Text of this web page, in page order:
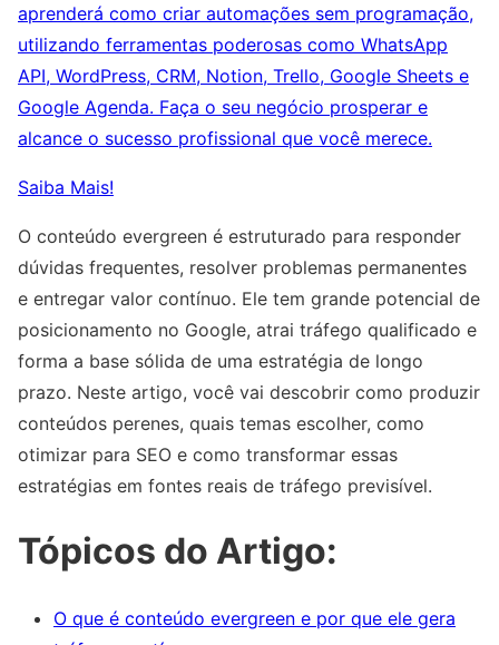
aprenderá como criar automações sem programação,
utilizando ferramentas poderosas como WhatsApp
API, WordPress, CRM, Notion, Trello, Google Sheets e
Google Agenda. Faça o seu negócio prosperar e
alcance o sucesso profissional que você merece.
Saiba Mais!
O conteúdo evergreen é estruturado para responder
dúvidas frequentes, resolver problemas permanentes
e entregar valor contínuo. Ele tem grande potencial de
posicionamento no Google, atrai tráfego qualificado e
forma a base sólida de uma estratégia de longo
prazo. Neste artigo, você vai descobrir como produzir
conteúdos perenes, quais temas escolher, como
otimizar para SEO e como transformar essas
estratégias em fontes reais de tráfego previsível.
Tópicos do Artigo:
O que é conteúdo evergreen e por que ele gera